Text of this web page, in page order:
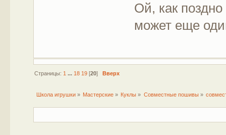
Ой, как
может еще
Страницы: 1 ... 18 19[20] Вверх
Школа игрушки» Мастерские » Куклы » Совместные пошивы»